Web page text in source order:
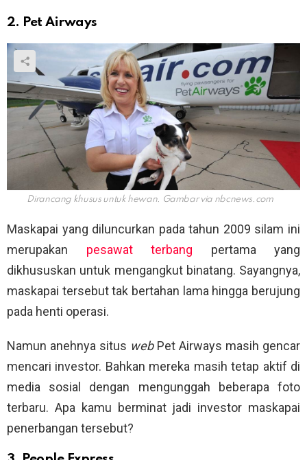
2. Pet Airways
Dirancang khusus untuk hewan. Gambar via nbcnews.com
Maskapai yang diluncurkan pada tahun 2009 silam ini
merupakan pesawat terbang pertama yang
dikhususkan untuk mengangkut binatang. Sayangnya,
maskapai tersebut tak bertahan lama hingga berujung
pada henti operasi.
Namun anehnya situs web Pet Airways masih gencar
mencari investor. Bahkan mereka masih tetap aktif di
media sosial dengan mengunggah beberapa foto
terbaru. Apa kamu berminat jadi investor maskapai
penerbangan tersebut?